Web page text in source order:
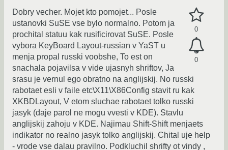
0
0
Dobry vecher. Mojet kto pomojet... Posle
ustanovki SuSE vse bylo normalno. Potom ja
prochital statuu kak rusificirovat SuSE. Posle
vybora KeyBoard Layout-russian v YaST u
menja propal russki voobshe, To est on
snachala pojavilsa v vide ujasnyh shriftov, Ja
srasu je vernul ego obratno na anglijskij. No russki
rabotaet esli v faile etc\X11\X86Config stavit ru kak
XKBDLayout, V etom sluchae rabotaet tolko russki
jasyk (daje parol ne mogu vvesti v KDE). Stavlu
anglijskij zahoju v KDE. Najimau Shift-Shift menjaets
indikator no realno jasyk tolko anglijskij. Chital uje help
- vrode vse dalau pravilno. Podkluchil shrifty ot vindy ,